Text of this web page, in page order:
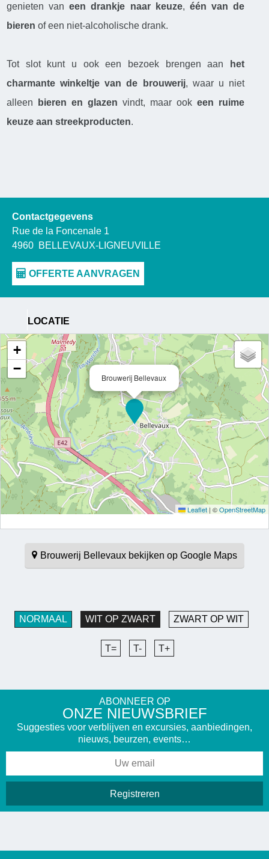
genieten vaneen drankje naar keuze, één van de
bieren of een niet-alcoholische drank.
Tot slot kunt u ook een bezoek brengen aan
het
charmante winkeltje van de brouwerij, waar u niet
alleen
bieren en glazen vindt, maar ook een ruime
keuze aan streekproducten.
Contactgegevens
Rue de la Foncenale 1
4960 BELLEVAUX-LIGNEUVILLE
LOCATIE
Brouwerij Bellevaux
+
−
Leaflet | ©OpenStreetMap
Brouwerij Bellevaux bekijken op Google Maps
NORMAAL WIT OP ZWART ZWART OP WIT
T= T- T+
ABONNEER OP
ONZE NIEUWSBRIEF
Suggesties voor verblijven en excursies, aanbiedingen,
nieuws, beurzen, events…